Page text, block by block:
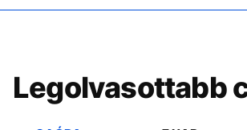
Legolvasottabb